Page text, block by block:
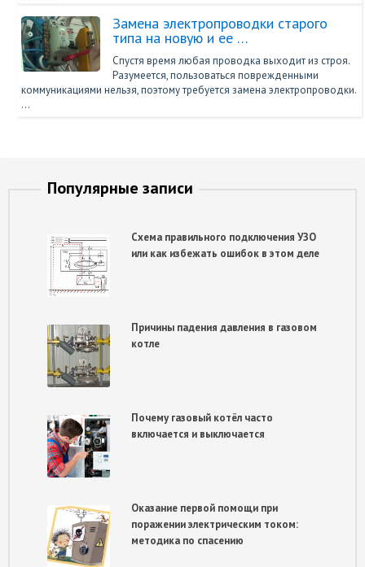
Замена электропроводки старого
типа на новую и ее …
Спустя время любая проводка выходит из строя.
Разумеется, пользоваться поврежденными
коммуникациями нельзя, поэтому требуется замена электропроводки.
…
Популярные записи
Схема правильного подключения УЗО
или как избежать ошибок в этом деле
Причины падения давления в газовом
котле
Почему газовый котёл часто
включается и выключается
Оказание первой помощи при
поражении электрическим током:
методика по спасению